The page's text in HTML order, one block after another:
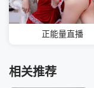
正能量直播
相关推荐